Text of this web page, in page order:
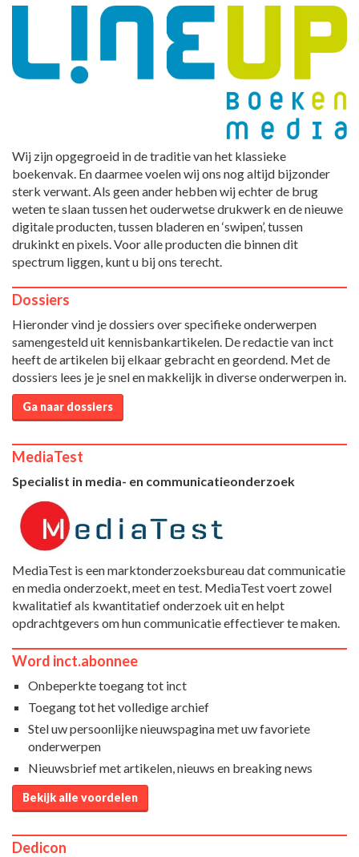
Wij zijn opgegroeid in de traditie van het klassieke
boekenvak. En daarmee voelen wij ons nog altijd bijzonder
sterk verwant. Als geen ander hebben wij echter de brug
weten te slaan tussen het ouderwetse drukwerk en de nieuwe
digitale producten, tussen bladeren en ‘swipen’, tussen
drukinkt en pixels. Voor alle producten die binnen dit
spectrum liggen, kunt u bij ons terecht.
Dossiers
Hieronder vind je dossiers over specifieke onderwerpen
samengesteld uit kennisbankartikelen. De redactie van inct
heeft de artikelen bij elkaar gebracht en geordend. Met de
dossiers lees je je snel en makkelijk in diverse onderwerpen in.
Ga naar dossiers
MediaTest
Specialist in media- en communicatieonderzoek
MediaTest is een marktonderzoeksbureau dat communicatie
en media onderzoekt, meet en test. MediaTest voert zowel
kwalitatief als kwantitatief onderzoek uit en helpt
opdrachtgevers om hun communicatie effectiever te maken.
Word inct.abonnee
Onbeperkte toegang tot inct
Toegang tot het volledige archief
Stel uw persoonlijke nieuwspagina met uw favoriete
onderwerpen
Nieuwsbrief met artikelen, nieuws en breaking news
Bekijk alle voordelen
Dedicon